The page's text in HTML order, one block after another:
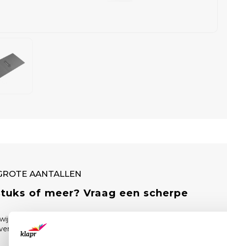
AANTALLEN
of meer? Vraag een scherpe
sturen u binnen 1 werkdag een offerte op maat, inclusief opties